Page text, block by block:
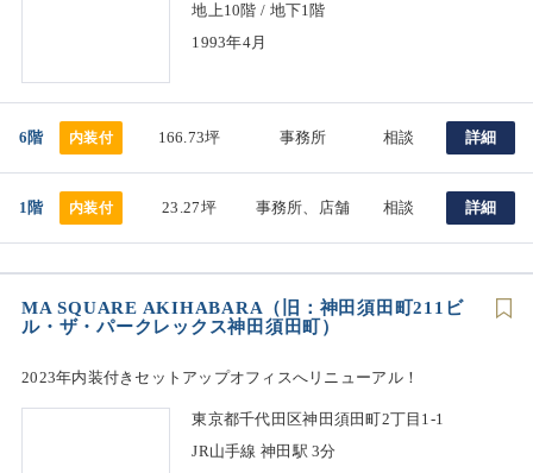
地上10階 / 地下1階
1993年4月
6階 内装付 166.73坪 事務所 相談 詳細
1階 内装付 23.27坪 事務所、店舗 相談 詳細
MA SQUARE AKIHABARA（旧：神田須田町211ビ
ル・ザ・パークレックス神田須田町）
2023年内装付きセットアップオフィスへリニューアル！
東京都千代田区神田須田町2丁目1-1
JR山手線 神田駅 3分